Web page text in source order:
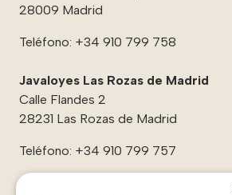
28009 Madrid
Teléfono: +34 910 799 758
Javaloyes Las Rozas de Madrid
Calle Flandes 2
28231 Las Rozas de Madrid
Teléfono: +34 910 799 757